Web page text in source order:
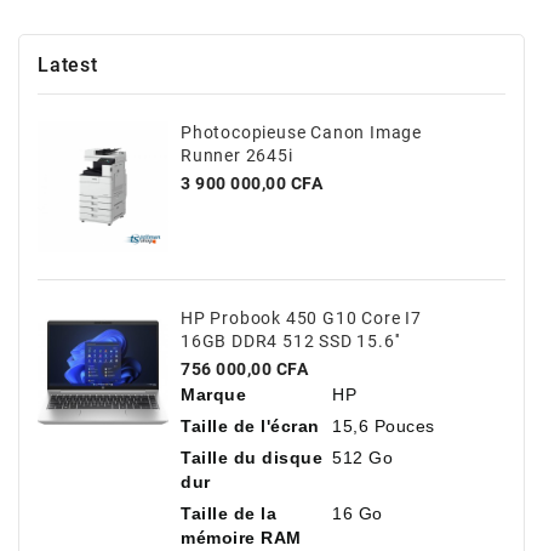
Latest
Photocopieuse Canon Image
Runner 2645i
Prix
3 900 000,00 CFA
HP Probook 450 G10 Core I7
16GB DDR4 512 SSD 15.6''
Prix
756 000,00 CFA
Marque
HP
Taille de l'écran
15,6 Pouces
Taille du disque
dur
512 Go
Taille de la
mémoire RAM
16 Go